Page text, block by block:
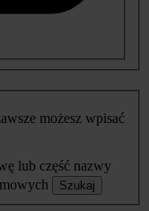
możesz wpisać
lub część nazwy
Szukaj